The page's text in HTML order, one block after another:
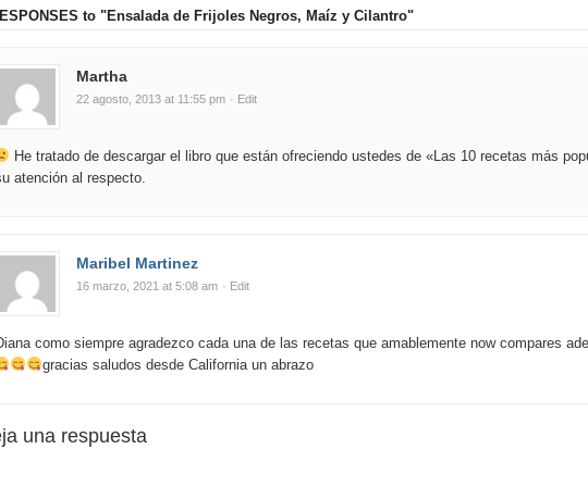
to "Ensalada de Frijoles Negros, Maíz y Cilantro"
Martha
22 agosto, 2013 at 11:55 pm · Edit
He tratado de descargar el libro que están ofreciendo ustedes de «Las 10 recetas más
atención al respecto.
Maribel Martinez
16 marzo, 2021 at 5:08 am · Edit
como siempre agradezco cada una de las recetas que amablemente now compares
gracias saludos desde California un abrazo
una respuesta